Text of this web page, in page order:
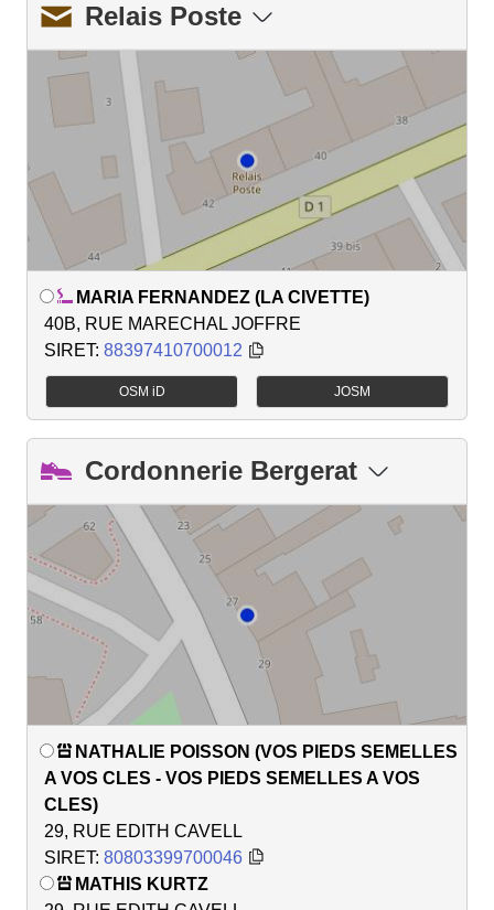
Relais Poste
MARIA FERNANDEZ (LA CIVETTE)
40B, RUE MARECHAL JOFFRE
SIRET: 88397410700012
OSM iD JOSM
Cordonnerie Bergerat
NATHALIE POISSON (VOS PIEDS SEMELLES
A VOS CLES - VOS PIEDS SEMELLES A VOS
CLES)
29, RUE EDITH CAVELL
SIRET: 80803399700046
MATHIS KURTZ